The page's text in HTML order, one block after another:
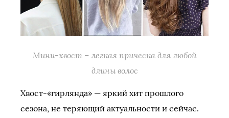
Мини-хвост – легкая прическа для любой
длины волос
Хвост-«гирлянда» — яркий хит прошлого
сезона, не теряющий актуальности и сейчас.